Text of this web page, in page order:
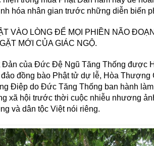
hóa nhân gian trước những diễn biến
VÀO LÒNG ĐỂ MỌI PHIỀN NÃO
MỚI CỦA GIÁC NGỘ.
của Đức Đệ Ngũ Tăng Thống được
đồng bào Phật tử dự lễ, Hòa Thượng
Điệp do Đức Tăng Thống ban hành
xã hội trước thời cuộc nhiễu nhương
và dân tộc Việt nói riêng.